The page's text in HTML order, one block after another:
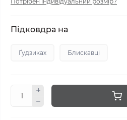
Підковдра на
Ґудзиках Блискавці